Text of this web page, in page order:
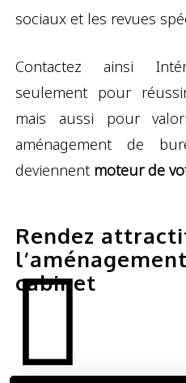
sociaux et les revues
Contactez ainsi
seulement pour
mais aussi pour
aménagement de
deviennent moteur de
Rendez
cabinet